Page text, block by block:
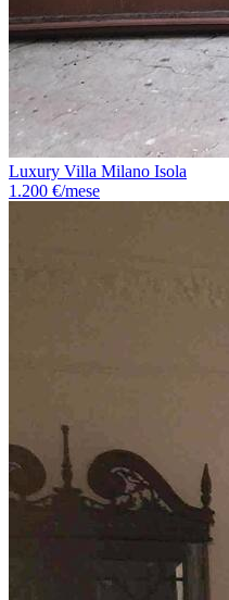
Luxury Villa Milano Isola
1.200 €/mese